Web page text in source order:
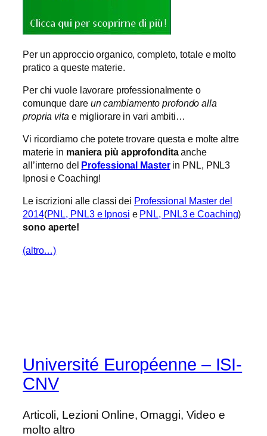
Per un approccio organico, completo, totale e molto
pratico a queste materie.
Per chi vuole lavorare professionalmente o
comunque dare un cambiamento profondo alla
propria vita e migliorare in vari ambiti…
Vi ricordiamo che potete trovare questa e molte altre
materie in maniera più approfonditaanche
all’interno del Professional Masterin PNL, PNL3
Ipnosi e Coaching!
Le iscrizioni alle classi dei Professional Master del
2014(PNL, PNL3 e Ipnosi e PNL, PNL3 e Coaching)
sono aperte!
(altro…)
Université Européenne – ISI-
CNV
Articoli, Lezioni Online, Omaggi, Video e
molto altro